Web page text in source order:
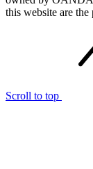
this website are
Scroll to top